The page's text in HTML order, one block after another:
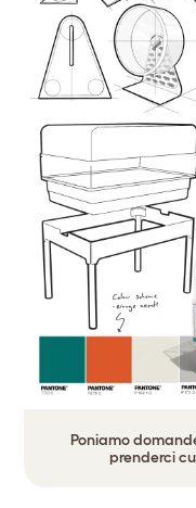
Poniamo
prenderci